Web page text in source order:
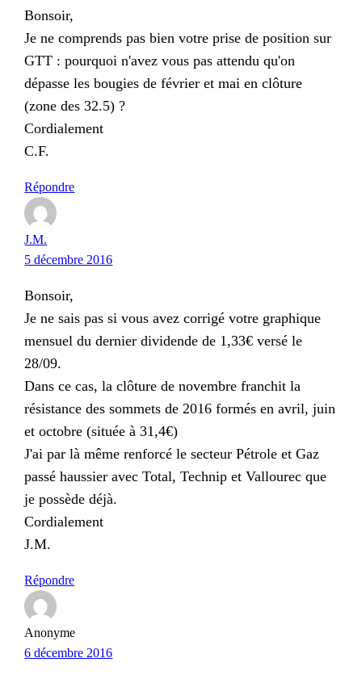
Bonsoir,
Je ne comprends pas bien votre prise de position sur
GTT : pourquoi n'avez vous pas attendu qu'on
dépasse les bougies de février et mai en clôture
(zone des 32.5) ?
Cordialement
C.F.
Répondre
J.M.
5 décembre 2016
Bonsoir,
Je ne sais pas si vous avez corrigé votre graphique
mensuel du dernier dividende de 1,33€ versé le
28/09.
Dans ce cas, la clôture de novembre franchit la
résistance des sommets de 2016 formés en avril, juin
et octobre (située à 31,4€)
J'ai par là même renforcé le secteur Pétrole et Gaz
passé haussier avec Total, Technip et Vallourec que
je possède déjà.
Cordialement
J.M.
Répondre
Anonyme
6 décembre 2016